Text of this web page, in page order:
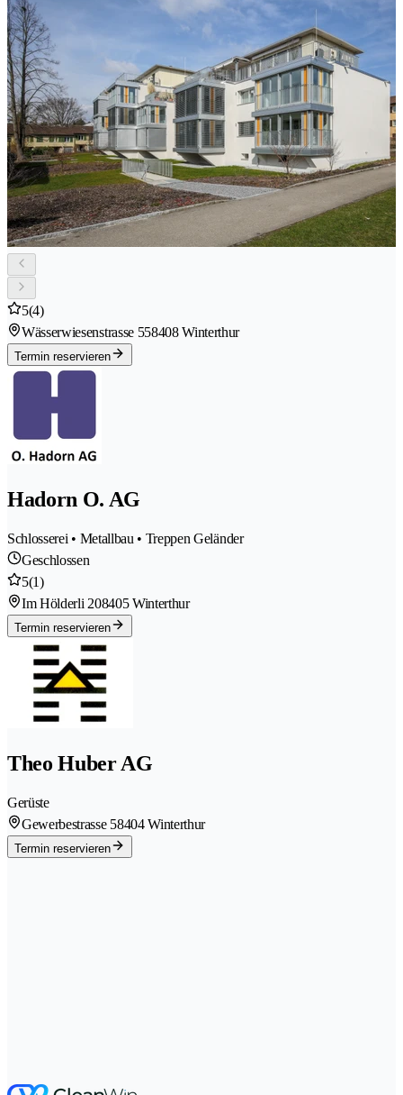
5(4)
Wässerwiesenstrasse 558408 Winterthur
Termin reservieren
Hadorn O. AG
Schlosserei • Metallbau • Treppen Geländer
Geschlossen
5(1)
Im Hölderli 208405 Winterthur
Termin reservieren
Theo Huber AG
Gerüste
Gewerbestrasse 58404 Winterthur
Termin reservieren